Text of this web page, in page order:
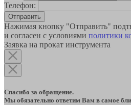
Телефон:
Отправить
Нажимая кнопку "Отправить"
и согласен с условиями политики
Заявка на прокат инструмента
Спасибо за обращение.
Мы обязательно ответим Вам в самое